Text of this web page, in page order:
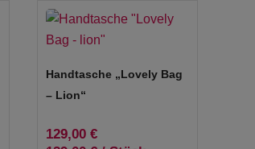
Handtasche „Lovely Bag
– Lion“
129,00€